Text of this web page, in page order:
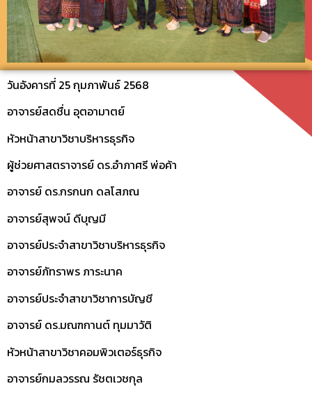
วันอังคารที่ 25 กุมภาพันธ์ 2568
อาจารย์สดชื่น อุตอามาตย์
หัวหน้าสาขาวิชาบริหารธุรกิจ
ผู้ช่วยศาสตราจารย์ ดร.อำภาศรี พ่อค้า
อาจารย์ ดร.กรกนก ดลโสภณ
อาจารย์สุพจน์ ดีบุญมี
อาจารย์ประจำสาขาวิชาบริหารธุรกิจ
อาจารย์ภัทราพร ภาระนาค
อาจารย์ประจำสาขาวิชาการบัญชี
อาจารย์ ดร.มณฑกานต์ ทุมมาวัติ
หัวหน้าสาขาวิชาคอมพิวเตอร์ธุรกิจ
อาจารย์กมลวรรณ รัชตเวชกุล